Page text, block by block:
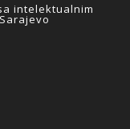
intelektualnim